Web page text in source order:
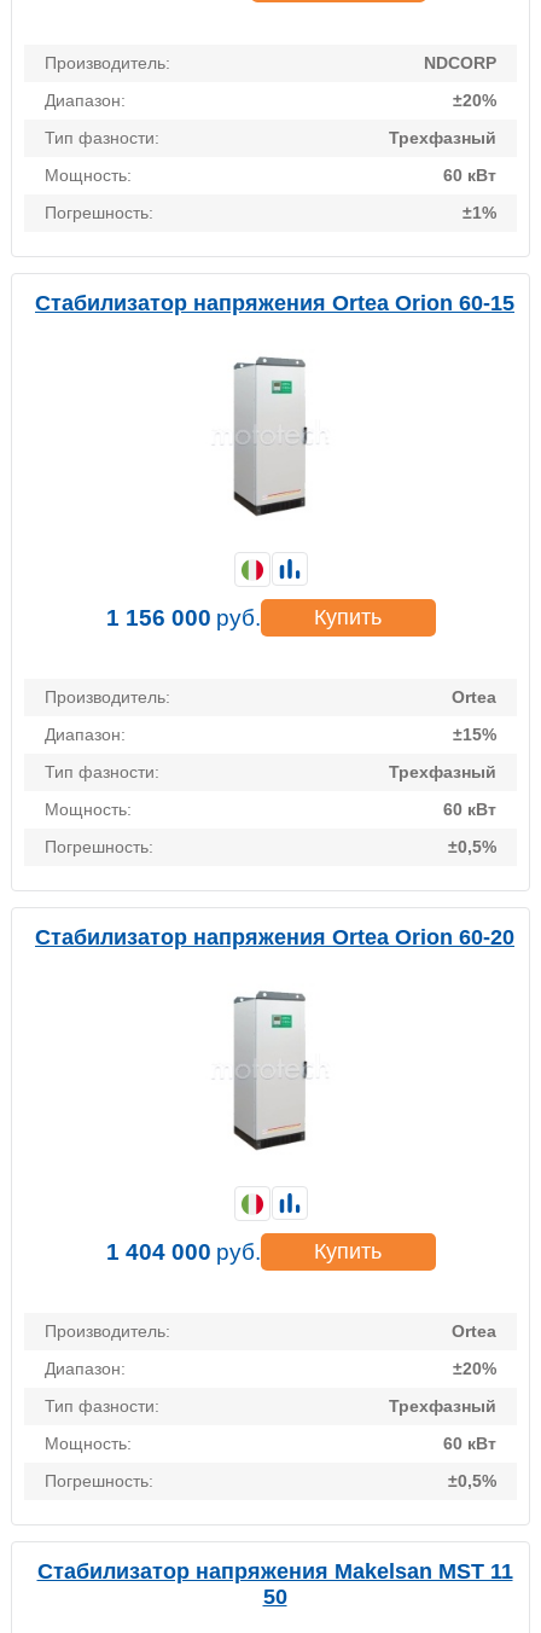
Производитель:
NDCORP
Диапазон:
±20%
Тип фазности:
Трехфазный
Мощность:
60 кВт
Погрешность:
±1%
Стабилизатор напряжения Ortea Orion 60-15
Производитель:
Ortea
Диапазон:
±15%
Тип фазности:
Трехфазный
Мощность:
60 кВт
Погрешность:
±0,5%
1 156 000 руб. Купить
Стабилизатор напряжения Ortea Orion 60-20
Производитель:
Ortea
Диапазон:
±20%
Тип фазности:
Трехфазный
Мощность:
60 кВт
Погрешность:
±0,5%
1 404 000 руб. Купить
Стабилизатор напряжения Makelsan MST 11
50